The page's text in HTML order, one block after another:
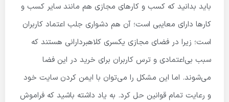
باید بدانید که کسب و کارهای مجازی هم مانند سایر کسب و
کارها دارای معایبی است؛ آن هم دشواری جلب اعتماد کاربران
است؛ زیرا در فضای مجازی یکسری کلاهبردارانی هستند که
سبب بی‌اعتمادی و ترس کاربران برای خرید در این فضا
می‌شوند. اما این مشکل را می‌توان با ایمن کردن سایت خود
و رعایت تمام قوانین حل کرد. به یاد داشته باشید که فراموش